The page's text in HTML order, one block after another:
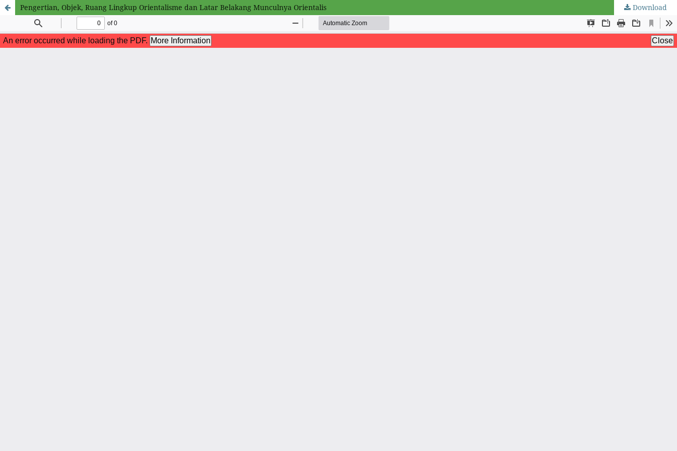
Pengertian, Objek, Ruang Lingkup Orientalisme dan Latar Belakang Munculnya Orientalis Download